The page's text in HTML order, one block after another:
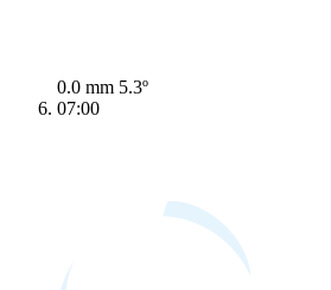
0.0 mm 5.3º
07:00